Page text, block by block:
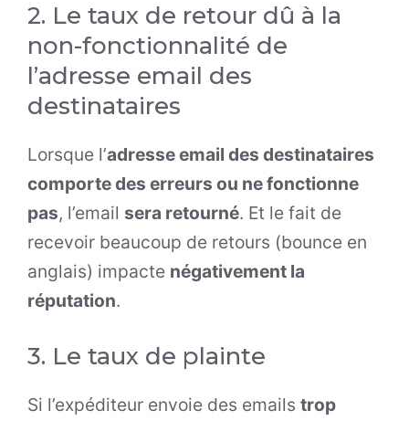
2. Le taux de retour dû à la
non-fonctionnalité de
l’adresse email des
destinataires
Lorsque l’adresse email des destinataires
comporte des erreurs ou ne fonctionne
pas, l’email sera retourné. Et le fait de
recevoir beaucoup de retours (bounce en
anglais) impacte négativement la
réputation.
3. Le taux de plainte
Si l’expéditeur envoie des emails trop